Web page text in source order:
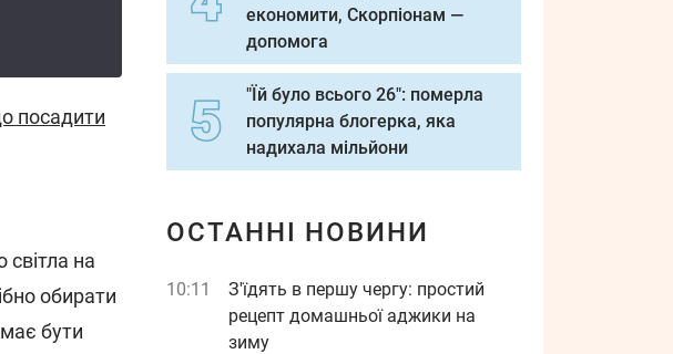
посадити
на
обирати
бути
економити, Скорпіонам —
допомога
"Їй було всього 26": померла
популярна блогерка, яка
надихала мільйони
ОСТАННІ НОВИНИ
10:11
З'їдять в першу чергу: простий
рецепт домашньої аджики на
зиму